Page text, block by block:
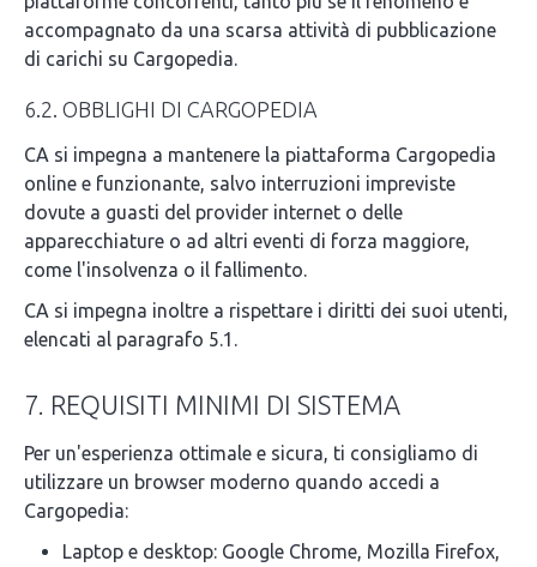
accompagnato da una scarsa attività di pubblicazione
di carichi su Cargopedia.
6.2. OBBLIGHI DI CARGOPEDIA
CA si impegna a mantenere la piattaforma Cargopedia
online e funzionante, salvo interruzioni impreviste
dovute a guasti del provider internet o delle
apparecchiature o ad altri eventi di forza maggiore,
come l'insolvenza o il fallimento.
CA si impegna inoltre a rispettare i diritti dei suoi utenti,
elencati al paragrafo 5.1.
7. REQUISITI MINIMI DI SISTEMA
Per un'esperienza ottimale e sicura, ti consigliamo di
utilizzare un browser moderno quando accedi a
Cargopedia:
Laptop e desktop: Google Chrome, Mozilla Firefox,